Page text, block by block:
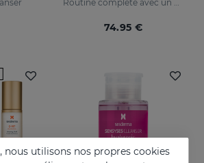
Routine complète avec un maximum d'hydratation, d'éclat et d'action anti-âge.
74.95 €
nous utilisons nos propres cookies